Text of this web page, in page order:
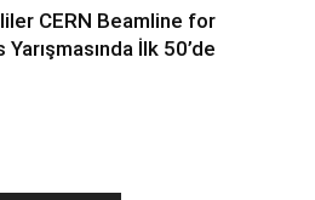
CERN Beamline for
İlk 50’de